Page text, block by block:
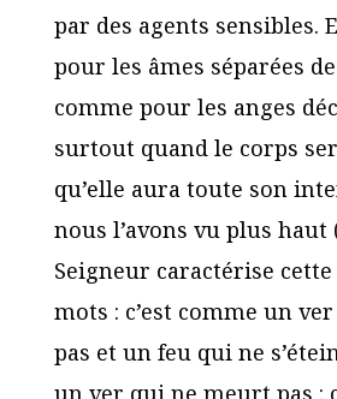
par des agents sensibles.
pour les âmes séparées
comme pour les anges
surtout quand le corps
qu’elle aura toute son
nous l’avons vu plus haut
Seigneur caractérise
mots : c’est comme un
pas et un feu qui ne
un ver qui ne meurt pas :